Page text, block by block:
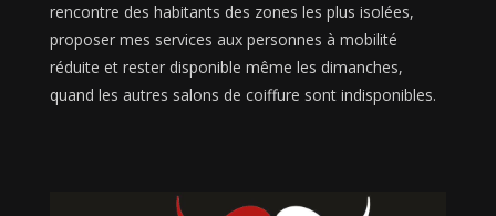
rencontre des habitants des zones les plus isolées,
proposer mes services aux personnes à mobilité
réduite et rester disponible même les dimanches,
quand les autres salons de coiffure sont indisponibles.